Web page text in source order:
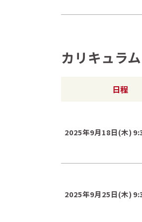
カリキュラム
日程
2025年9月18日(木)
2025年9月25日(木)